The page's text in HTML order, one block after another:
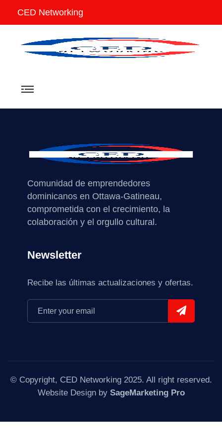
CED Networking
Comunidad de emprendedores
dominicanos en Ottawa-Gatineau,
comprometida con el crecimiento, la
colaboración y el orgullo cultural.
Newsletter
Recibe las últimas actualizaciones y ofertas.
© Copyright, CED Networking 2025. All right reserved.
Website Design by SageMarketing Pro